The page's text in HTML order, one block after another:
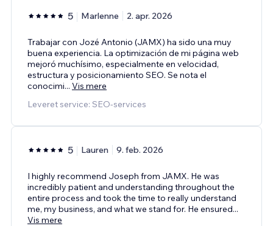
5 Marlenne 2. apr. 2026
Trabajar con Jozé Antonio (JAMX) ha sido una muy
buena experiencia. La optimización de mi página web
mejoró muchísimo, especialmente en velocidad,
estructura y posicionamiento SEO. Se nota el
conocimi... Vis mere
Leveret service: SEO-services
5 Lauren 9. feb. 2026
I highly recommend Joseph from JAMX. He was
incredibly patient and understanding throughout the
entire process and took the time to really understand
me, my business, and what we stand for. He ensured...
Vis mere